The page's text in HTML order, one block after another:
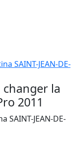
la
2011